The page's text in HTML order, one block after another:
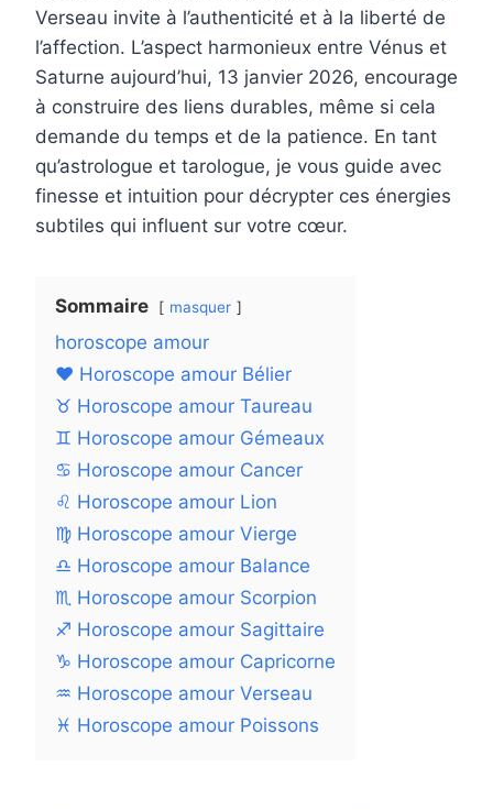
Verseau invite à l’authenticité et à la liberté de
l’affection. L’aspect harmonieux entre Vénus et
Saturne aujourd’hui, 13 janvier 2026, encourage
à construire des liens durables, même si cela
demande du temps et de la patience. En tant
qu’astrologue et tarologue, je vous guide avec
finesse et intuition pour décrypter ces énergies
subtiles qui influent sur votre cœur.
Sommaire masquer
horoscope amour
❤️ Horoscope amour Bélier
♉ Horoscope amour Taureau
♊ Horoscope amour Gémeaux
♋ Horoscope amour Cancer
♌ Horoscope amour Lion
♍ Horoscope amour Vierge
♎ Horoscope amour Balance
♏ Horoscope amour Scorpion
♐ Horoscope amour Sagittaire
♑ Horoscope amour Capricorne
♒ Horoscope amour Verseau
♓ Horoscope amour Poissons